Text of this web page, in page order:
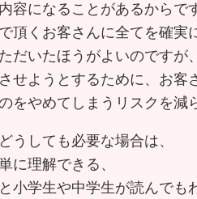
容になることがあるからで
頂くお客さんに全てを確実
だいたほうがよいのですが、
せようとするために、お客
をやめてしまうリスクを減
うしても必要な場合は、
に理解できる、
小学生や中学生が読んでも